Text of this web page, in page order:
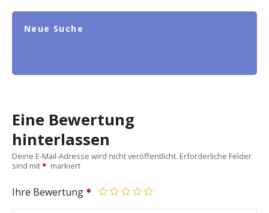
Neue Suche
Eine Bewertung
hinterlassen
Deine E-Mail-Adresse wird nicht veröffentlicht. Erforderliche Felder
sind mit
markiert
Ihre Bewertung